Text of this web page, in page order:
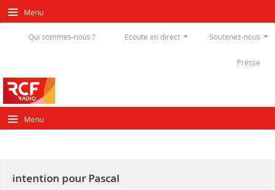
Menu
Soutenez-nous
Ecoute en direct
Qui sommes-nous ?
Presse
Menu
intention pour Pascal